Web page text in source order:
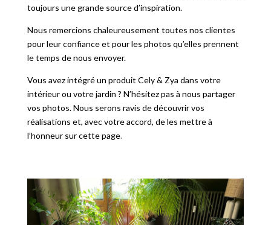
toujours une grande source d’inspiration.
Nous remercions chaleureusement toutes nos clientes
pour leur confiance et pour les photos qu’elles prennent
le temps de nous envoyer.
Vous avez intégré un produit Cely & Zya dans votre
intérieur ou votre jardin ? N’hésitez pas à nous partager
vos photos. Nous serons ravis de découvrir vos
réalisations et, avec votre accord, de les mettre à
l’honneur sur cette page.